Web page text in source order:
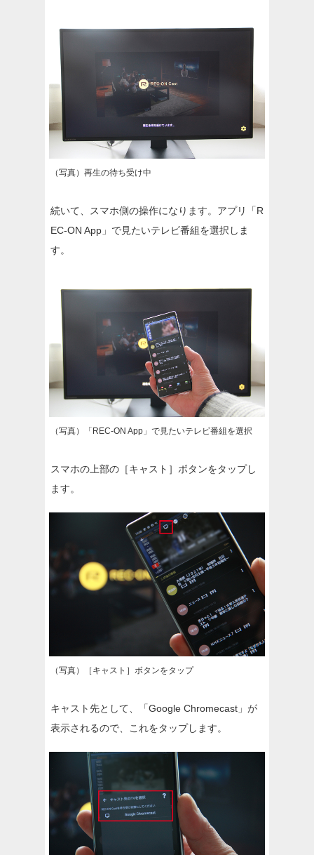
（写真）再生の待ち受け中
続いて、スマホ側の操作になります。アプリ「R
EC-ON App」で見たいテレビ番組を選択しま
す。
（写真）「REC-ON App」で見たいテレビ番組を選択
スマホの上部の［キャスト］ボタンをタップし
ます。
（写真）［キャスト］ボタンをタップ
キャスト先として、「Google Chromecast」が
表示されるので、これをタップします。